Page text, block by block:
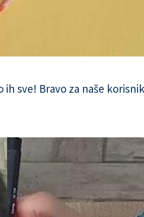
sve! Bravo za naše